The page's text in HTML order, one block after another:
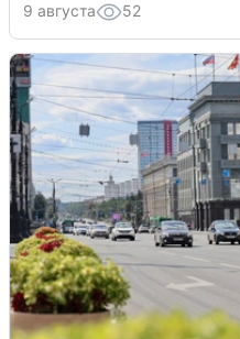
9 августа 52